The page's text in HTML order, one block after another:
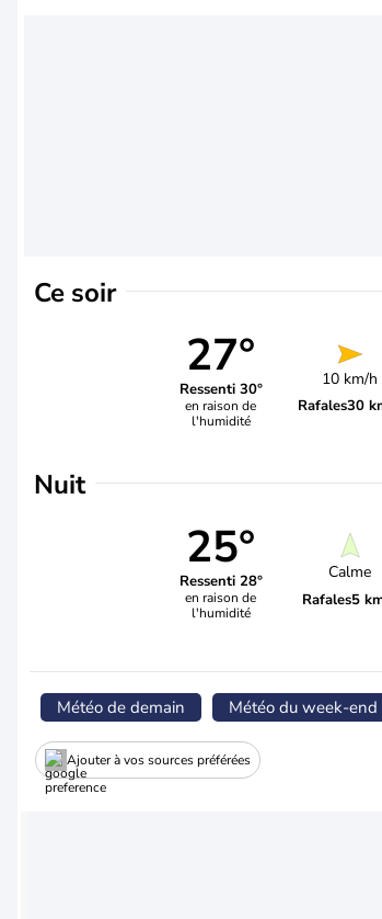
Ce soir
27°
Ressenti 30°
en raison de
l'humidité
10 km/h
Rafales30
Nuit
25°
Ressenti 28°
en raison de
l'humidité
Calme
Rafales5
Météo de demain Météo du week-end
Ajouter à vos sources préférées